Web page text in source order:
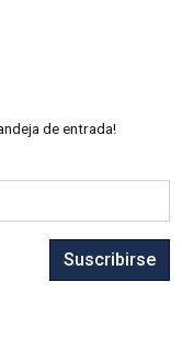
de entrada!
Suscribirse